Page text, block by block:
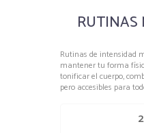
RUTINAS
Rutinas de intensidad
mantener tu forma
tonificar el cuerpo,
pero accesibles para